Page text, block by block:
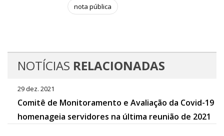
nota pública
NOTÍCIAS RELACIONADAS
29 dez. 2021
Comitê de Monitoramento e Avaliação da Covid-19
homenageia servidores na última reunião de 2021